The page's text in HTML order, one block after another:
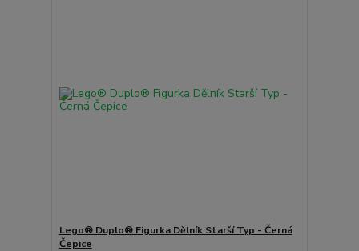
Lego® Duplo® Figurka Dělník Starší Typ - Černá
Čepice